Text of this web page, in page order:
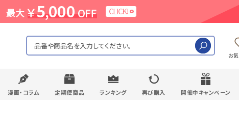
検索
お
漫画・コラム 定期便商品 ランキング 再び購入 開催中キャンペーン